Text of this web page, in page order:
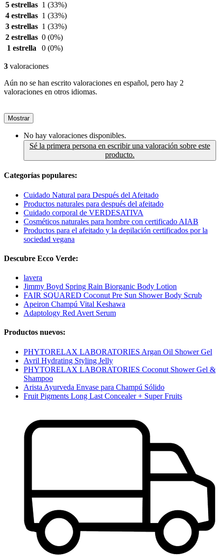
5 estrellas 1 (33%)
4 estrellas 1 (33%)
3 estrellas 1 (33%)
2 estrellas 0 (0%)
1 estrella
0 (0%)
3 valoraciones
Aún no se han escrito valoraciones en español, pero hay 2
valoraciones en otros idiomas.
Mostrar
No hay valoraciones disponibles.
Sé la primera persona en escribir una valoración sobre este
producto.
Categorías populares:
Cuidado Natural para Después del Afeitado
Productos naturales para después del afeitado
Cuidado corporal de VERDESATIVA
Cosméticos naturales para hombre con certificado AIAB
Productos para el afeitado y la depilación certificados por la
sociedad vegana
Descubre Ecco Verde:
lavera
Jimmy Boyd Spring Rain Biorganic Body Lotion
FAIR SQUARED Coconut Pre Sun Shower Body Scrub
Apeiron Champú Vital Keshawa
Adaptology Red Avert Serum
Productos nuevos:
PHYTORELAX LABORATORIES Argan Oil Shower Gel
Avril Hydrating Styling Jelly
PHYTORELAX LABORATORIES Coconut Shower Gel &
Shampoo
Arista Ayurveda Envase para Champú Sólido
Fruit Pigments Long Last Concealer + Super Fruits